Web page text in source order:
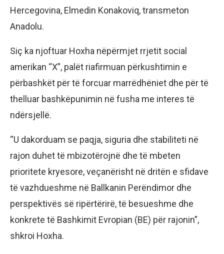
Hercegovina, Elmedin Konakoviq, transmeton
Anadolu.
Siç ka njoftuar Hoxha nëpërmjet rrjetit social
amerikan “X”, palët riafirmuan përkushtimin e
përbashkët për të forcuar marrëdhëniet dhe për të
thelluar bashkëpunimin në fusha me interes të
ndërsjellë.
“U dakorduam se paqja, siguria dhe stabiliteti në
rajon duhet të mbizotërojnë dhe të mbeten
prioritete kryesore, veçanërisht në dritën e sfidave
të vazhdueshme në Ballkanin Perëndimor dhe
perspektivës së ripërtërirë, të besueshme dhe
konkrete të Bashkimit Evropian (BE) për rajonin”,
shkroi Hoxha.